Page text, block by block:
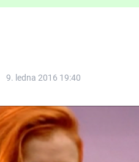
nejvíc zvednou tep?
9. ledna 2016 19:40